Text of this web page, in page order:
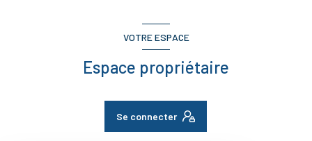
VOTRE ESPACE
Espace propriétaire
Se connecter